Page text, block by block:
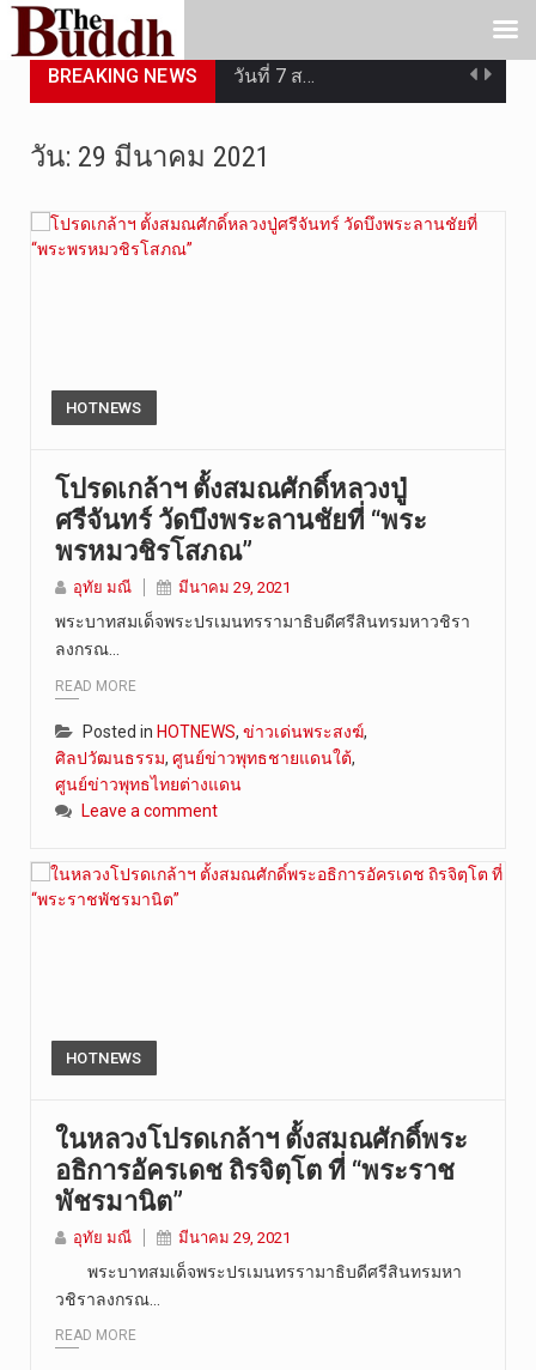
BREAKING NEWS
วันที่ 7 ส…
เมื่อวันที…
“สมเด็จเกี…
วันที่ 5 ส…
วันศุกร์ที…
วัน: 29 มีนาคม 2021
HOTNEWS
โปรดเกล้าฯ ตั้งสมณศักดิ์หลวงปู่
ศรีจันทร์ วัดบึงพระลานชัยที่ “พระ
พรหมวชิรโสภณ”
อุทัย มณี มีนาคม 29, 2021
พระบาทสมเด็จพระปรเมนทรรามาธิบดีศรีสินทรมหาวชิรา
ลงกรณ…
READ MORE
Posted in HOTNEWS, ข่าวเด่นพระสงฆ์,
ศิลปวัฒนธรรม, ศูนย์ข่าวพุทธชายแดนใต้,
ศูนย์ข่าวพุทธไทยต่างแดน
Leave a comment
HOTNEWS
ในหลวงโปรดเกล้าฯ ตั้งสมณศักดิ์พระ
อธิการอัครเดช ถิรจิตฺโต ที่ “พระราช
พัชรมานิต”
อุทัย มณี มีนาคม 29, 2021
พระบาทสมเด็จพระปรเมนทรรามาธิบดีศรีสินทรมหา
วชิราลงกรณ…
READ MORE